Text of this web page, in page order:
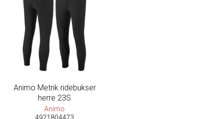
Animo Metrik ridebukser
herre 23S
Animo